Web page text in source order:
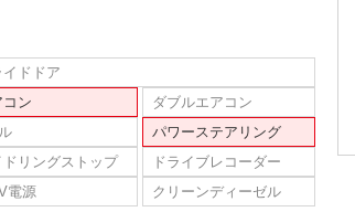
イドドア
コン
ダブルエアコン
パワーステアリング
ドリングストップ
ドライブレコーダー
電源
クリーンディーゼル